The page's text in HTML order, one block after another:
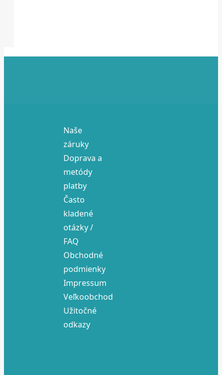
Naše
záruky
Doprava a
metódy
platby
Často
kladené
otázky /
FAQ
Obchodné
podmienky
Impressum
Veľkoobchod
Užitočné
odkazy